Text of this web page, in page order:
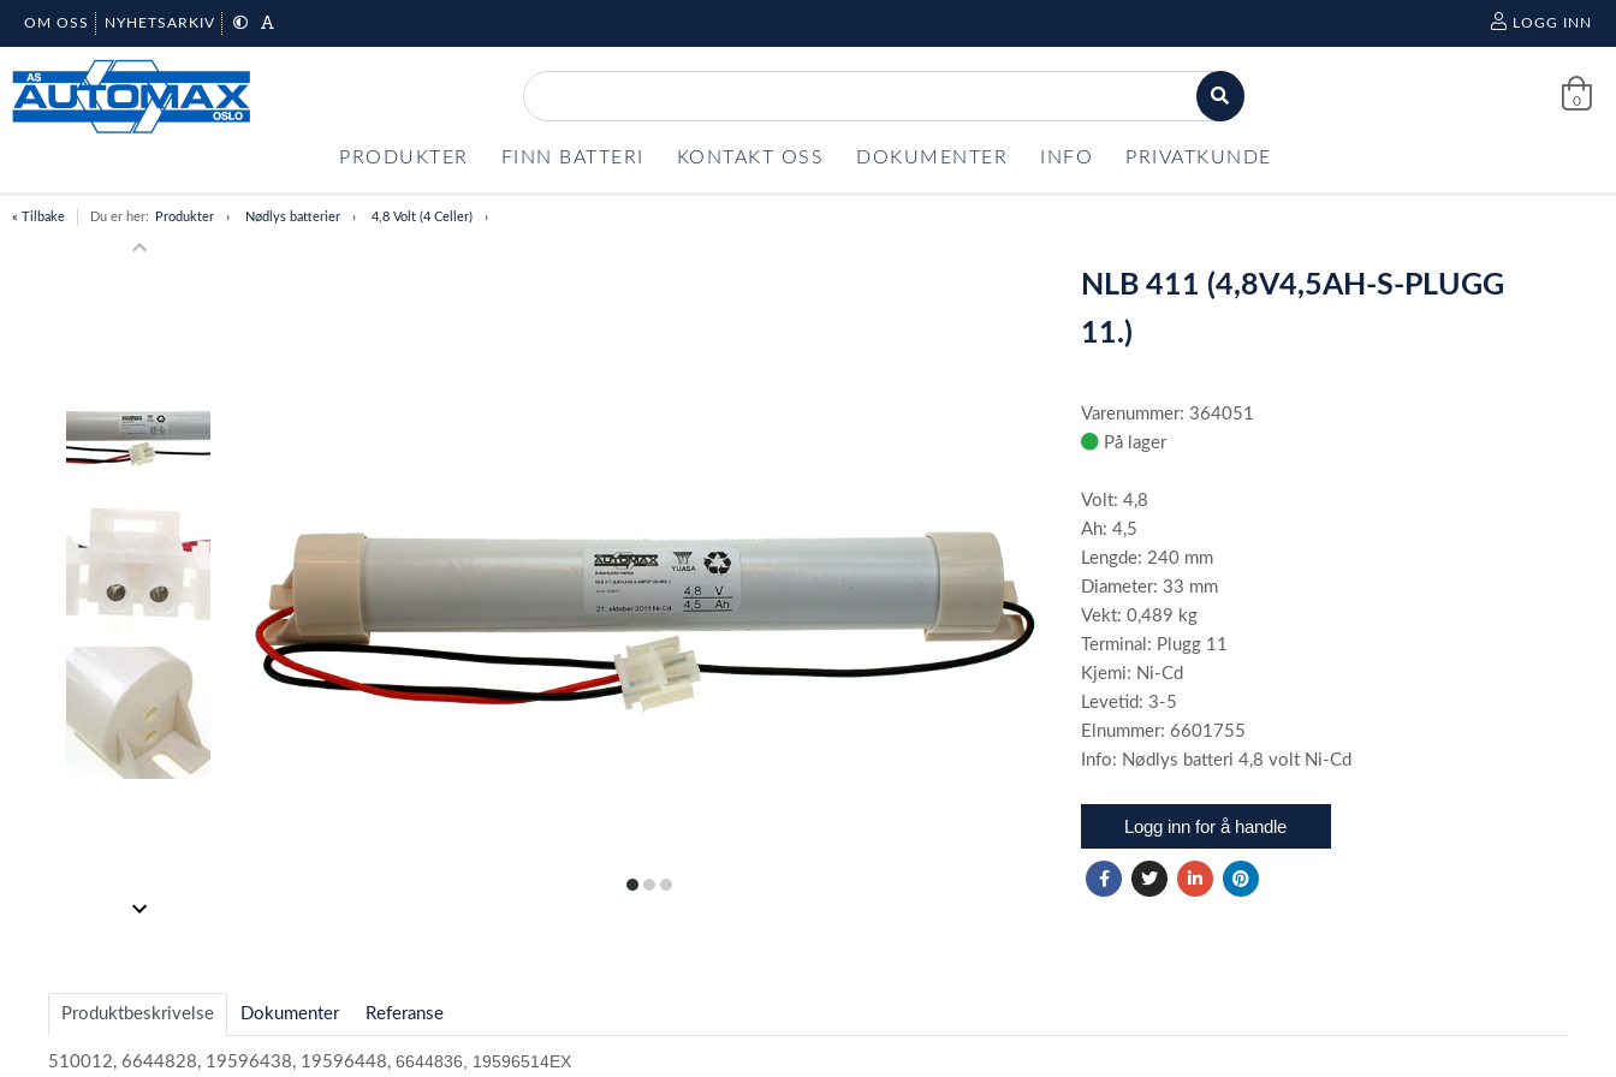
OM OSS NYHETSARKIV LOGG INN
0
PRODUKTER FINN BATTERI KONTAKT OSS DOKUMENTER INFO PRIVATKUNDE
« Tilbake Du er her: Produkter Nødlys batterier 4,8 Volt (4 Celler)
itemitemitem
3
NLB 411 (4,8V4,5AH-S-PLUGG
11.)
Varenummer: 364051
På lager
Volt: 4,8
Ah: 4,5
Lengde: 240 mm
Diameter: 33 mm
Vekt: 0,489 kg
Terminal: Plugg 11
Kjemi: Ni-Cd
Levetid: 3-5
Elnummer: 6601755
Info: Nødlys batteri 4,8 volt Ni-Cd
Logg inn for å handle
Produktbeskrivelse Dokumenter Referanse
510012, 6644828, 19596438, 19596448, 6644836, 19596514EX